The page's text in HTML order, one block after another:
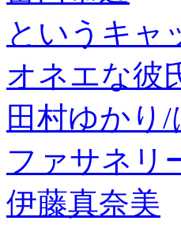
というキャ
オネエな彼
田村ゆかり
ファサネリ
伊藤真奈美